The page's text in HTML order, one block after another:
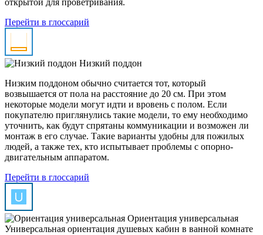
Перейти в глоссарий
Низкий поддон
Низким поддоном обычно считается тот, который
возвышается от пола на расстояние до 20 см. При этом
некоторые модели могут идти и вровень с полом. Если
покупателю приглянулись такие модели, то ему необходимо
уточнить, как будут спрятаны коммуникации и возможен ли
монтаж в его случае. Такие варианты удобны для пожилых
людей, а также тех, кто испытывает проблемы с опорно-
двигательным аппаратом.
Перейти в глоссарий
Ориентация универсальная
Универсальная ориентация душевых кабин в ванной комнате